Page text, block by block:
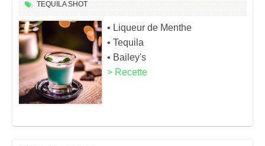
TEQUILA SHOT
• Liqueur de Menthe
• Tequila
• Bailey's
> Recette